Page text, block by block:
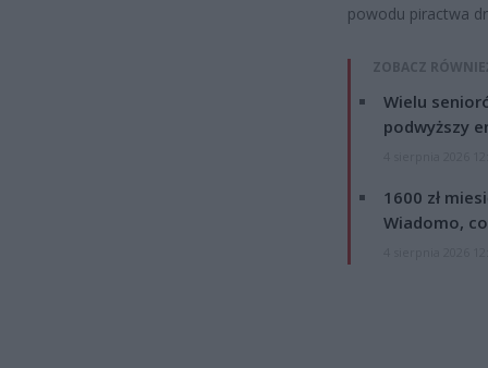
powodu piractwa
ZOBACZ
Wielu
podwyższy
1600 zł
Wiadomo,